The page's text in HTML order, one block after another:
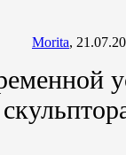
Morita,